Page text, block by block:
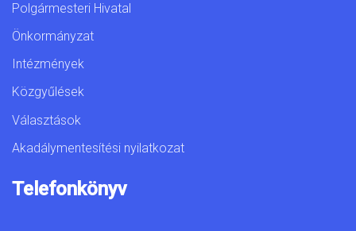
Polgármesteri Hivatal
Önkormányzat
Intézmények
Közgyűlések
Választások
Akadálymentesítési nyilatkozat
Telefonkönyv